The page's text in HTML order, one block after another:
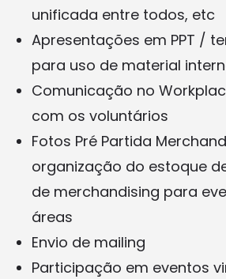
unificada entre todos, etc
Apresentações em PPT /
para uso de material
Comunicação no
com os voluntários
Fotos Pré Partida
organização do estoque
de merchandising para
áreas
Envio de mailing
Participação em eventos